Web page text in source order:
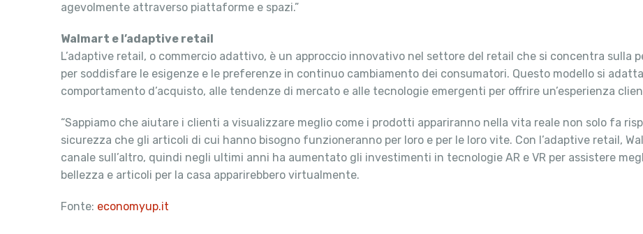
agevolmente attraverso piattaforme e spazi.”
Walmart e l’adaptive retail
L’adaptive retail, o commercio adattivo, è un approccio innovativo nel settore del retail che si concentra sulla
per soddisfare le esigenze e le preferenze in continuo cambiamento dei consumatori. Questo modello si
comportamento d’acquisto, alle tendenze di mercato e alle tecnologie emergenti per offrire un’esperienza
“Sappiamo che aiutare i clienti a visualizzare meglio come i prodotti appariranno nella vita reale non solo fa
sicurezza che gli articoli di cui hanno bisogno funzioneranno per loro e per le loro vite. Con l’adaptive retail,
canale sull’altro, quindi negli ultimi anni ha aumentato gli investimenti in tecnologie AR e VR per assistere
bellezza e articoli per la casa apparirebbero virtualmente.
Fonte: economyup.it